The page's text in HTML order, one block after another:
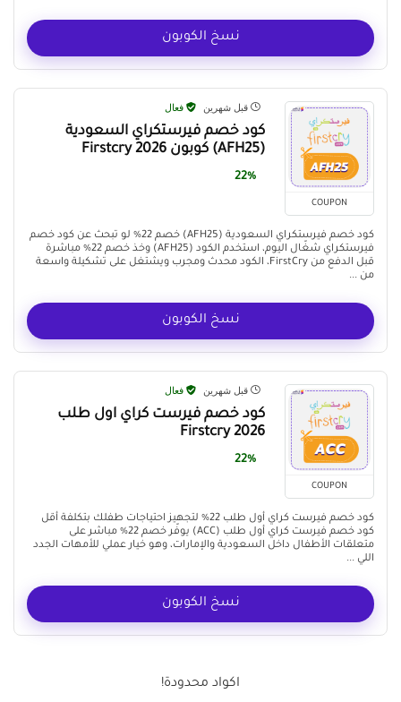
نسخ الكوبون
COUPON
قبل شهرين فعال
كود خصم فيرستكراي السعودية
(AFH25) كوبون Firstcry 2026
22%
كود خصم فيرستكراي السعودية (AFH25) خصم 22% لو تبحث عن كود خصم
فيرستكراي شغّال اليوم، استخدم الكود (AFH25) وخذ خصم 22% مباشرة
قبل الدفع من FirstCry، الكود محدث ومجرب ويشتغل على تشكيلة واسعة
من ...
نسخ الكوبون
COUPON
قبل شهرين فعال
كود خصم فيرست كراي اول طلب
Firstcry 2026
22%
كود خصم فيرست كراي أول طلب 22% لتجهيز احتياجات طفلك بتكلفة أقل
كود خصم فيرست كراي أول طلب (ACC) يوفّر خصم 22% مباشر على
متعلقات الأطفال داخل السعودية والإمارات، وهو خيار عملي للأمهات الجدد
اللي ...
نسخ الكوبون
اكواد محدودة!